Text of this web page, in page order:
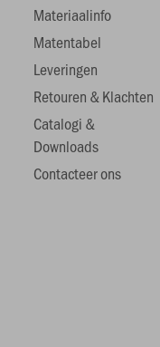
Materiaalinfo
Matentabel
Leveringen
Retouren & Klachten
Catalogi &
Downloads
Contacteer ons